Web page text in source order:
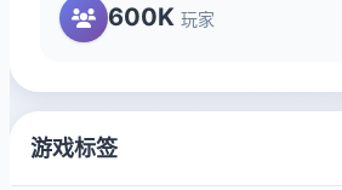
600K 玩家
游戏标签